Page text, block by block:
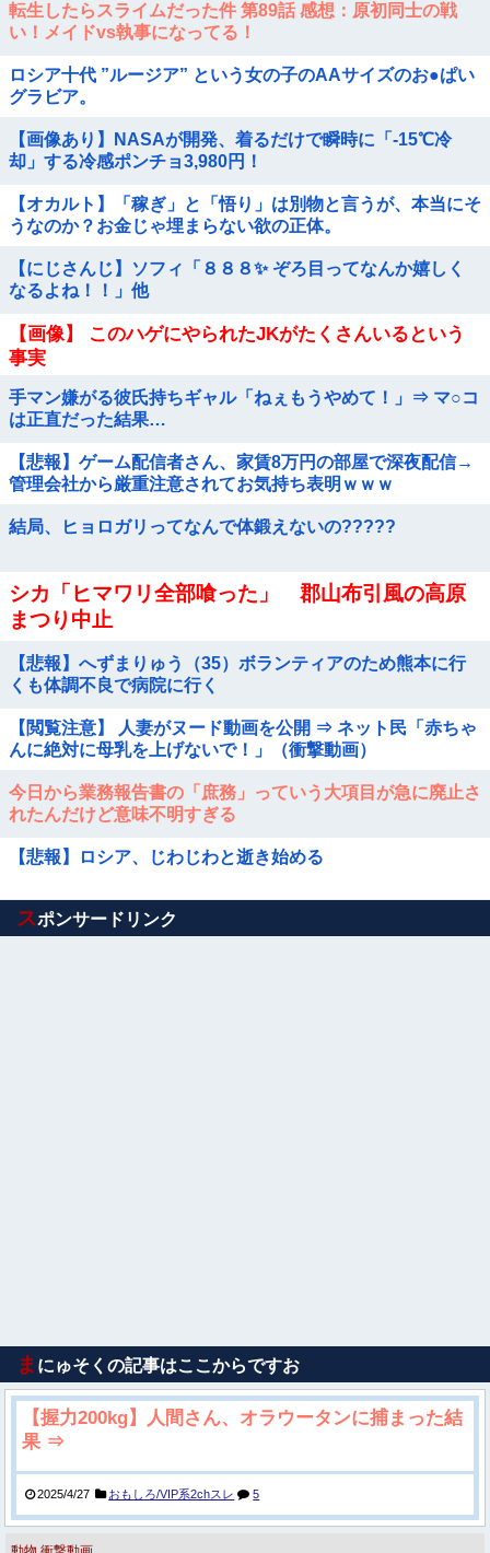
転生したらスライムだった件 第89話 感想：原初同士の戦
い！メイドvs執事になってる！
ロシア十代 ”ルージア” という女の子のAAサイズのお●ぱい
グラビア。
【画像あり】NASAが開発、着るだけで瞬時に「-15℃冷
却」する冷感ポンチョ3,980円！
【オカルト】「稼ぎ」と「悟り」は別物と言うが、本当にそ
うなのか？お金じゃ埋まらない欲の正体。
【にじさんじ】ソフィ「８８８✨ ぞろ目ってなんか嬉しく
なるよね！！」他
【画像】 このハゲにやられたJKがたくさんいるという
事実
手マン嫌がる彼氏持ちギャル「ねぇもうやめて！」⇒ マ○コ
は正直だった結果…
【悲報】ゲーム配信者さん、家賃8万円の部屋で深夜配信→
管理会社から厳重注意されてお気持ち表明ｗｗｗ
結局、ヒョロガリってなんで体鍛えないの?????
シカ「ヒマワリ全部喰った」 郡山布引風の高原
まつり中止
【悲報】へずまりゅう（35）ボランティアのため熊本に行
くも体調不良で病院に行く
【閲覧注意】 人妻がヌード動画を公開 ⇒ ネット民「赤ちゃ
んに絶対に母乳を上げないで！」（衝撃動画）
今日から業務報告書の「庶務」っていう大項目が急に廃止さ
れたんだけど意味不明すぎる
【悲報】ロシア、じわじわと逝き始める
Powered by livedoor 相互RSS
スポンサードリンク
ま にゅそくの記事はここからですお
【握力200kg】人間さん、オラウータンに捕まった結
果 ⇒
2025/4/27 おもしろ/VIP系2chスレ 5